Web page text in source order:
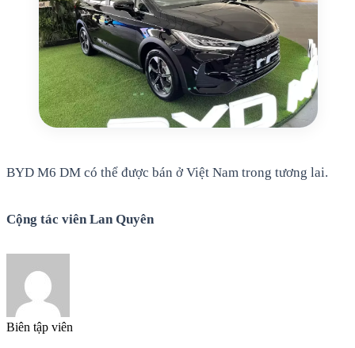
BYD M6 DM có thể được bán ở Việt Nam trong tương lai.
Cộng tác viên Lan Quyên
Biên tập viên